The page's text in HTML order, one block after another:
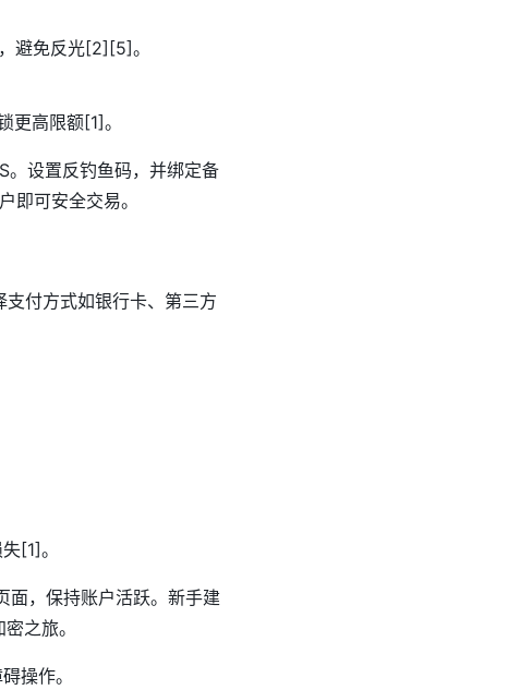
避免反光[2][5]。
高限额[1]。
设置反钓鱼码，并绑定备
即可安全交易。
支付方式如银行卡、第三方
[1]。
面，保持账户活跃。新手建
之旅。
操作。